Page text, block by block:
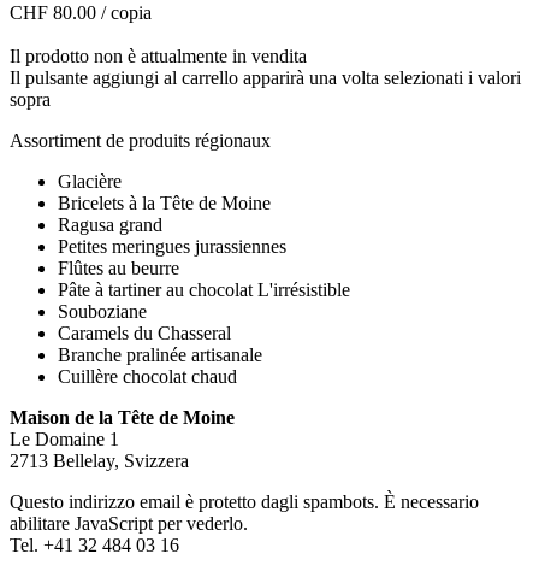
CHF 80.00 / copia
Il prodotto non è attualmente in vendita
Il pulsante aggiungi al carrello apparirà una volta selezionati i valori
sopra
Assortiment de produits régionaux
Glacière
Bricelets à la Tête de Moine
Ragusa grand
Petites meringues jurassiennes
Flûtes au beurre
Pâte à tartiner au chocolat L'irrésistible
Souboziane
Caramels du Chasseral
Branche pralinée artisanale
Cuillère chocolat chaud
Maison de la Tête de Moine
Le Domaine 1
2713 Bellelay, Svizzera
Questo indirizzo email è protetto dagli spambots. È necessario
abilitare JavaScript per vederlo.
Tel. +41 32 484 03 16